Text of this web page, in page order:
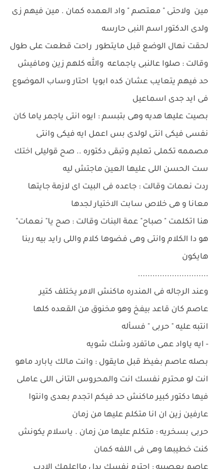
مين ولاحتى " معتصم " واد العمده كمان . مين فيهم زى
ولدى الدكتور اسم النبى حارسه
لحقت نهال الوضع قبل مايتطور راحت قطعت على طول
وقالت : صلوا عالنبى ياجماعه والله كلهم زين ومافيش
حد فيهم يتعايب عشان كده ابويا احتار وساب الموضوع
فى ايد جدى اسماعيل
بصيت عليها هديه وهى بتبسم : ايوه انتى ياجمر ياما كان
نفسى فيكى انتى لولدى بس اعمل ايه فيكى وانتى
مصممه تكملى تعليم وتبقى دكتوره .. صح قوليلى اختك
ست الحسن اللى عليها العين ماجتش ليه
ردت نعمات وقالت : جاعده فى البيت اى لازمة جايتها
معانا و هى خلاص سابت الاختيار لجدها
هنا اتكلمت " صباح" عمة البنات وقالت : صح يا" نعمات"
هو دا الكلام وانتى وهى فضوها كلام واللى رايد بيه ربنا
هايكون
.............................
وعند الرجاله فى المندره ماكنش الامر يختلف كتير
عاصم كان قاعد بيفخ وهو مخنوق من القعده كلها
انتبه عليه " حربى " فسأله
- ايه ياواد عمى ماتفرد وشك شويه
بصله عاصم بغيظ قبل مايقول : وانت مالك يابارد ماهو
انت لو محترم نفسك انت والمحروس التانى اللى عاملى
فيها دكتور كبير ماكنش حد فيكم اتجدم بعدى وانتوا
عارفين زين ان انا متكلم عليها من زمان
حربى بسخريه : متكلم عليها من زمان . ياسلام يكونش
كنت خطيبها وهى فى اللفه كمان